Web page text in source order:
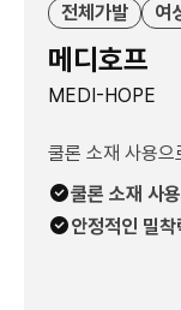
전체가발 여
메디호프
MEDI-HOPE
쿨론 소재 사용
쿨론 소재 사
안정적인 밀